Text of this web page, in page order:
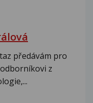
předávám pro
z